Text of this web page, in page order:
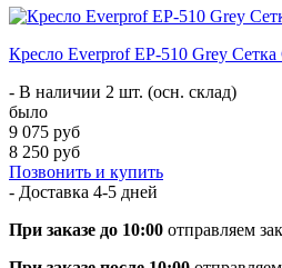
Кресло Everprof EP-510 Grey
- В наличии 2 шт. (осн. склад)
было
9 075 руб
8 250 руб
Позвонить и купить
- Доставка 4-5 дней
При заказе до 10:00 отправляем